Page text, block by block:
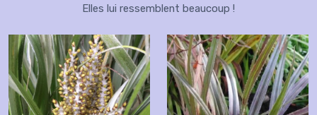
Elles lui ressemblent beaucoup !